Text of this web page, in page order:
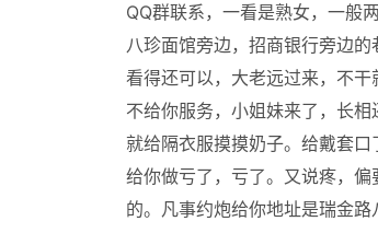
QQ群联系，一看是熟女，一般
八珍面馆旁边，招商银行旁边
看得还可以，大老远过来，不
不给你服务，小姐妹来了，长
就给隔衣服摸摸奶子。给戴套
给你做亏了，亏了。又说疼，
的。凡事约炮给你地址是瑞金路